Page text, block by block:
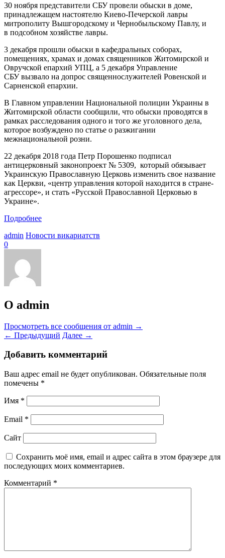
30 ноября представители СБУ провели обыски в доме,
принадлежащем настоятелю Киево-Печерской лавры
митрополиту Вышгородскому и Чернобыльскому Павлу, и
в подсобном хозяйстве лавры.
3 декабря прошли обыски в кафедральных соборах,
помещениях, храмах и домах священников Житомирской и
Овручской епархий УПЦ, а 5 декабря Управление
СБУ вызвало на допрос священнослужителей Ровенской и
Сарненской епархии.
В Главном управлении Национальной полиции Украины в
Житомирской области сообщили, что обыски проводятся в
рамках расследования одного и того же уголовного дела,
которое возбуждено по статье о разжигании
межнациональной розни.
22 декабря 2018 года Петр Порошенко подписал
антицерковный законопроект № 5309, который обязывает
Украинскую Православную Церковь изменить свое название
как Церкви, «центр управления которой находится в стране-
агрессоре», и стать «Русской Православной Церковью в
Украине».
Подробнее
admin Новости викариатств
0
О admin
Просмотреть все сообщения от admin →
← Предыдущий Далее →
Добавить комментарий
Ваш адрес email не будет опубликован. Обязательные поля
помечены *
Имя *
Email *
Сайт
Сохранить моё имя, email и адрес сайта в этом браузере для
последующих моих комментариев.
Комментарий *